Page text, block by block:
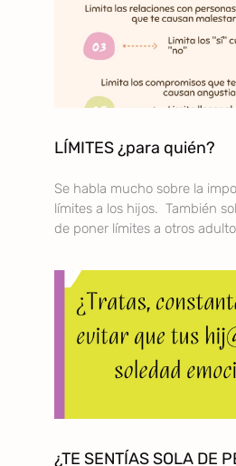
LÍMITES ¿para quién?
Se habla mucho sobre la
límites a los hijos. También
de poner límites a otros
¿TE SENTÍAS SOLA DE